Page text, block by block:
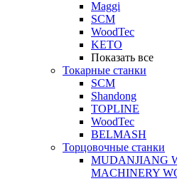
Maggi
SCM
WoodTec
KETO
Показать все
Токарные станки
SCM
Shandong
TOPLINE
WoodTec
BELMASH
Торцовочные станки
MUDANJIANG
MACHINERY